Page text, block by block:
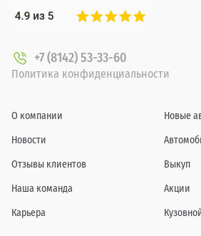
+7 (8142) 53-33-60
Политика конфиденциальности
О компании
Новости
Отзывы клиентов
Наша команда
Карьера
Новые
Выкуп
Акции